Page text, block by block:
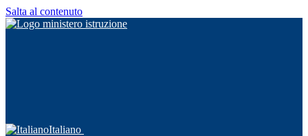
Salta al contenuto
Italiano